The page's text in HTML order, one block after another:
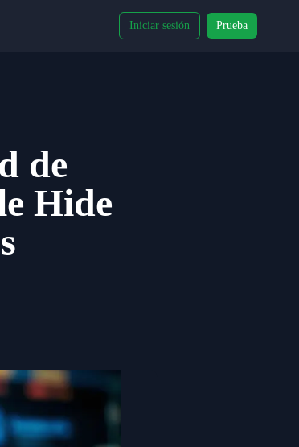
Iniciar sesión Prueba
de
Hide